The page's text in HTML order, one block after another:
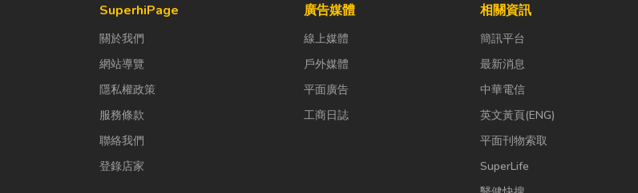
SuperhiPage
關於我們
網站導覽
隱私權政策
服務條款
聯絡我們
登錄店家
廣告媒體
線上媒體
戶外媒體
平面廣告
工商日誌
相關資訊
簡訊平台
最新消息
中華電信
英文黃頁(ENG)
平面刊物索取
SuperLife